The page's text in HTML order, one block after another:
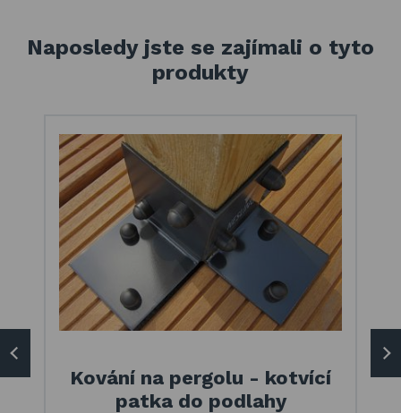
Naposledy jste se zajímali o tyto
produkty
Kování na pergolu - kotvící
patka do podlahy